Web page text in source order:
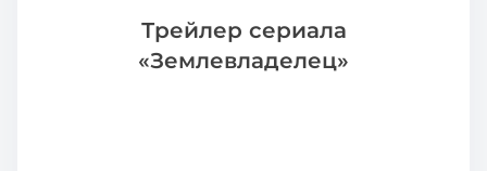
Трейлер сериала
«Землевладелец»